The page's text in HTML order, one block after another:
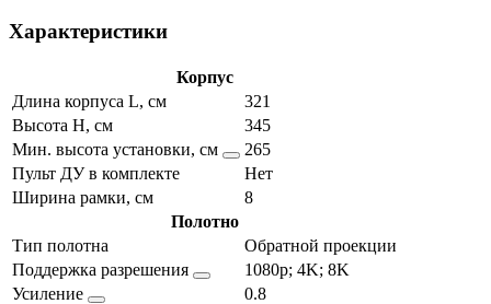
Характеристики
Корпус
Длина корпуса L, см
321
Высота H, см
345
Мин. высота установки, см
265
Пульт ДУ в комплекте
Нет
Ширина рамки, см
8
Полотно
Тип полотна
Обратной проекции
Поддержка разрешения
1080p; 4K; 8K
Усиление
0.8